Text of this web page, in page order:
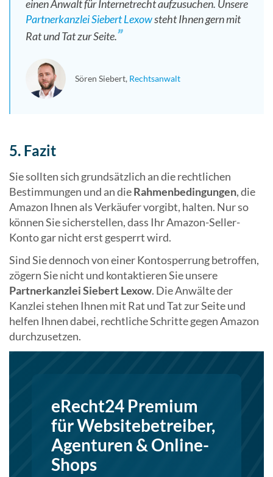
einen Anwalt für Internetrecht aufzusuchen. Unsere
Partnerkanzlei Siebert Lexowsteht Ihnen gern mit
Rat und Tat zur Seite.
Sören Siebert Rechtsanwalt
5. Fazit
Sie sollten sich grundsätzlich an die rechtlichen
Bestimmungen und an dieRahmenbedingungen, die
Amazon Ihnen als Verkäufer vorgibt, halten. Nur so
können Sie sicherstellen, dass Ihr Amazon-Seller-
Konto gar nicht erst gesperrt wird.
Sind Sie dennoch von einer Kontosperrung betroffen,
zögern Sie nicht und kontaktieren Sie unsere
Partnerkanzlei Siebert Lexow. Die Anwälte der
Kanzlei stehen Ihnen mit Rat und Tat zur Seite und
helfen Ihnen dabei, rechtliche Schritte gegen Amazon
durchzusetzen.
eRecht24 Premium
für Websitebetreiber,
Agenturen & Online-
Shops